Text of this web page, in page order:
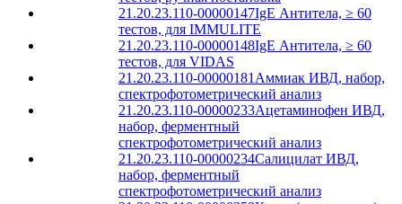
21.20.23.110-00000147IgE Антитела, ≥ 60
тестов, для IMMULITE
21.20.23.110-00000148IgE Антитела, ≥ 60
тестов, для VIDAS
21.20.23.110-00000181 Аммиак ИВД, набор,
спектрофотометрический анализ
21.20.23.110-00000233Ацетаминофен ИВД,
набор, ферментный
спектрофотометрический анализ
21.20.23.110-00000234Салицилат ИВД,
набор, ферментный
спектрофотометрический анализ